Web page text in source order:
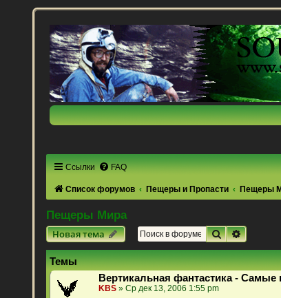
Ссылки FAQ
Список форумов Пещеры и Пропасти Пещеры
Пещеры Мира
Новая тема
Поиск
Темы
Вертикальная фантастика - Самые
KBS » Ср дек 13, 2006 1:55 pm